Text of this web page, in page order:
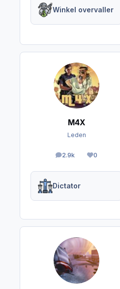
Winkel overvaller
M4X
Leden
2.9k
berichten0
Reputation
Dictator